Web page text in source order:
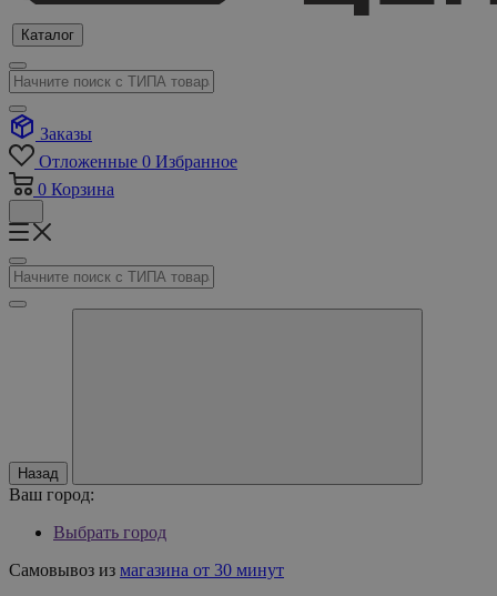
Каталог
Заказы
Отложенные 0 Избранное
0 Корзина
Назад
Ваш город:
Выбрать город
Самовывоз из магазина от 30 минут